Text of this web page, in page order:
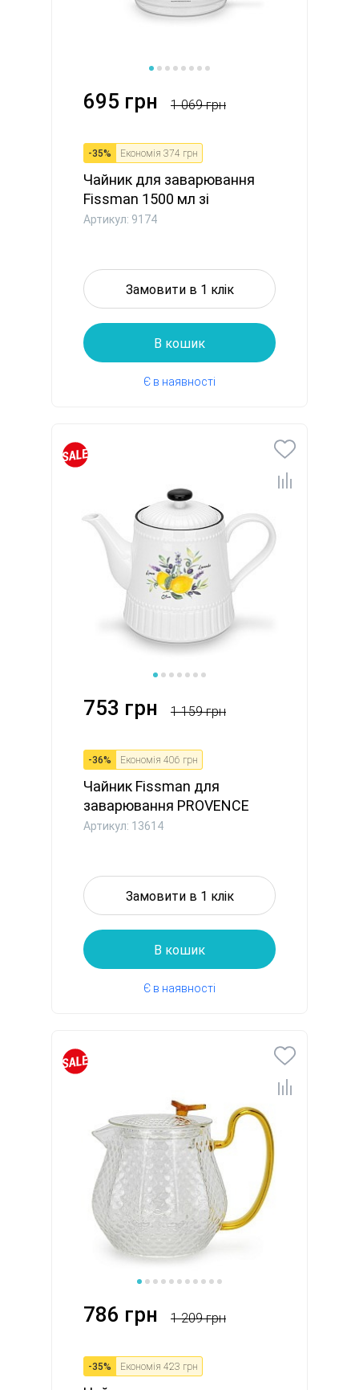
695 грн 1 069 грн
-35% Економія 374 грн
Чайник для заварювання
Fissman 1500 мл зі
сталевим...
Артикул: 9174
Замовити в 1 клік
В кошик
Є в наявності
753 грн 1 159 грн
-36% Економія 406 грн
Чайник Fissman для
заварювання PROVENCE
1000 мл по...
Артикул: 13614
Замовити в 1 клік
В кошик
Є в наявності
786 грн 1 209 грн
-35% Економія 423 грн